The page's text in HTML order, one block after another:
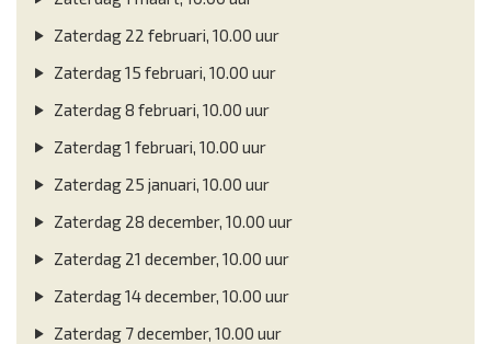
Zaterdag 22 februari, 10.00 uur
Zaterdag 15 februari, 10.00 uur
Zaterdag 8 februari, 10.00 uur
Zaterdag 1 februari, 10.00 uur
Zaterdag 25 januari, 10.00 uur
Zaterdag 28 december, 10.00 uur
Zaterdag 21 december, 10.00 uur
Zaterdag 14 december, 10.00 uur
Zaterdag 7 december, 10.00 uur